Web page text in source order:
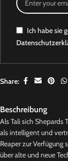
Ich habe sie
Share:
Beschreibung
Als Tali sich Shepards
als intelligent und
Reaper zur
über alte und neue